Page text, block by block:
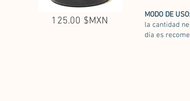
125.00 $MXN
MODO DE USO:
la cantidad
día es